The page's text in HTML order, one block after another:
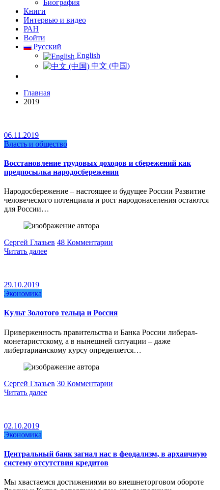
Биография
Книги
Интервью и видео
РАН
Войти
Русский
English
中文 (中国)
Главная
2019
06.11.2019
Власть и общество
Восстановление трудовых доходов и сбережений как
предпосылка народосбережения
Народосбережение – настоящее и будущее России Развитие
человеческого потенциала и рост народонаселения остаются
для России…
Сергей Глазьев 48 Комментарии
Читать далее
29.10.2019
Экономика
Культ Золотого тельца и Россия
Приверженность правительства и Банка России либерал-
монетаристскому, а в нынешней ситуации – даже
либертарианскому курсу определяется…
Сергей Глазьев 30 Комментарии
Читать далее
02.10.2019
Экономика
Центральный банк загнал нас в феодализм, в архаичную
систему отсутствия кредитов
Мы хвастаемся достижениями во внешнеторговом обороте